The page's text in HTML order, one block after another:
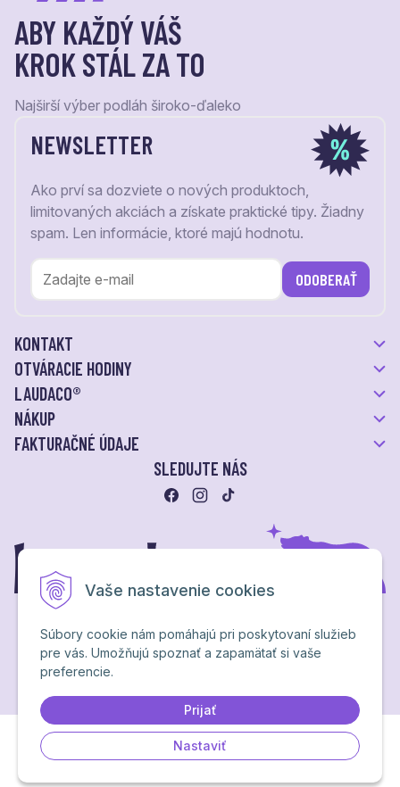
Vaše nastavenie cookies
Súbory cookie nám pomáhajú pri poskytovaní služieb
pre vás. Umožňujú spoznať a zapamätať si vaše
preferencie.
Prijať
Nastaviť
ABY KAŽDÝ VÁŠ
KROK STÁL ZA TO
Najširší výber podláh široko-ďaleko
NEWSLETTER
Ako prví sa dozviete o nových produktoch,
limitovaných akciách a získate praktické tipy. Žiadny
spam. Len informácie, ktoré majú hodnotu.
ODOBERAŤ
KONTAKT
OTVÁRACIE HODINY
LAUDACO®
NÁKUP
FAKTURAČNÉ ÚDAJE
SLEDUJTE NÁS
Ochrana osobných údajov
NextShop&